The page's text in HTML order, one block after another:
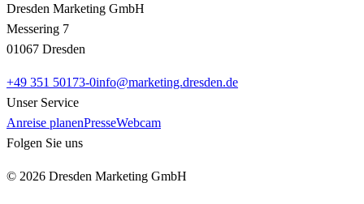
Dresden Marketing GmbH
Messering 7
01067 Dresden
+49 351 50173-0info@marketing.dresden.de
Unser Service
Anreise planenPresseWebcam
Folgen Sie uns
© 2026 Dresden Marketing GmbH